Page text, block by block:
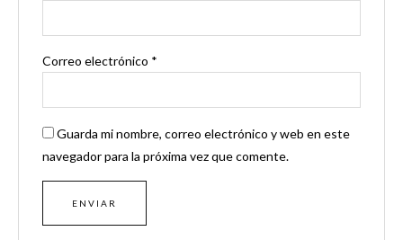
Correo electrónico *
Guarda mi nombre, correo electrónico y web en este
navegador para la próxima vez que comente.